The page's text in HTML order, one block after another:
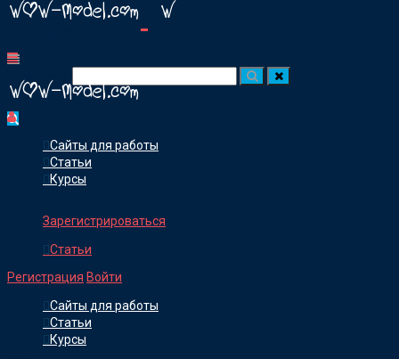
Статьи
Сайты для работы
Статьи
Курсы
Зарегистрироваться
Статьи
Регистрация Войти
Сайты для работы
Статьи
Курсы